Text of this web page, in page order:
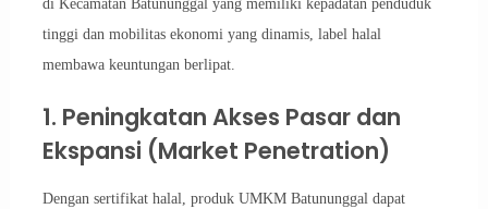
di Kecamatan Batununggal yang memiliki kepadatan penduduk
tinggi dan mobilitas ekonomi yang dinamis, label halal
membawa keuntungan berlipat.
1. Peningkatan Akses Pasar dan
Ekspansi (Market Penetration)
Dengan sertifikat halal, produk UMKM Batununggal dapat